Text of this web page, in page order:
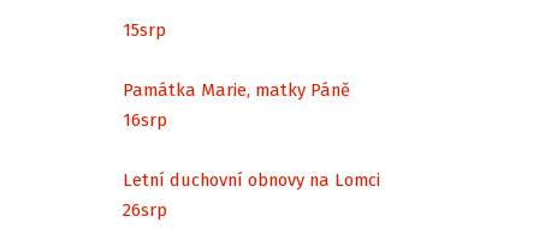
15srp
Památka Marie, matky Páně
16srp
Letní duchovní obnovy na Lomci
26srp